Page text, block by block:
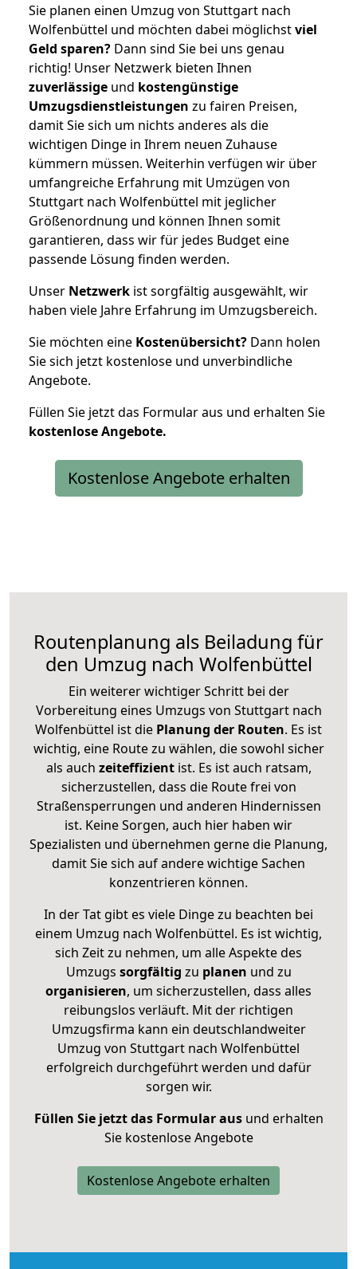
Sie planen einen Umzug von Stuttgart nach
Wolfenbüttel und möchten dabei möglichstviel
Geld sparen? Dann sind Sie bei uns genau
richtig! Unser Netzwerk bieten Ihnen
zuverlässige und kostengünstige
Umzugsdienstleistungen zu fairen Preisen,
damit Sie sich um nichts anderes als die
wichtigen Dinge in Ihrem neuen Zuhause
kümmern müssen. Weiterhin verfügen wir über
umfangreiche Erfahrung mit Umzügen von
Stuttgart nach Wolfenbüttel mit jeglicher
Größenordnung und können Ihnen somit
garantieren, dass wir für jedes Budget eine
passende Lösung finden werden.
Unser Netzwerk ist sorgfältig ausgewählt, wir
haben viele Jahre Erfahrung im Umzugsbereich.
Sie möchten eine Kostenübersicht? Dann holen
Sie sich jetzt kostenlose und unverbindliche
Angebote.
Füllen Sie jetzt das Formular aus und erhalten Sie
kostenloseAngebote.
Kostenlose Angebote erhalten
Routenplanung als Beiladung für
den Umzug nach Wolfenbüttel
Ein weiterer wichtiger Schritt bei der
Vorbereitung eines Umzugs von Stuttgart nach
Wolfenbüttel ist die Planung der Routen. Es ist
wichtig, eine Route zu wählen, die sowohl sicher
als auch zeiteffizientist. Es ist auch ratsam,
sicherzustellen, dass die Route frei von
Straßensperrungen und anderen Hindernissen
ist. Keine Sorgen, auch hier haben wir
Spezialisten und übernehmen gerne die Planung,
damit Sie sich auf andere wichtige Sachen
konzentrieren können.
In der Tat gibt es viele Dinge zu beachten bei
einem Umzug nach Wolfenbüttel. Es ist wichtig,
sich Zeit zu nehmen, um alle Aspekte des
Umzugs sorgfältig zu planen und zu
organisieren, um sicherzustellen, dass alles
reibungslos verläuft. Mit der richtigen
Umzugsfirma kann ein deutschlandweiter
Umzug von Stuttgart nach Wolfenbüttel
erfolgreich durchgeführt werden und dafür
sorgen wir.
Füllen Sie jetzt das Formular ausund erhalten
Sie kostenlose Angebote
Kostenlose Angebote erhalten